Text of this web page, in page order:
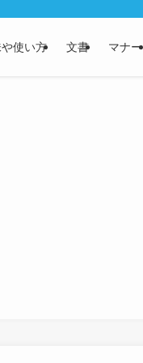
使い方 文書 マナー